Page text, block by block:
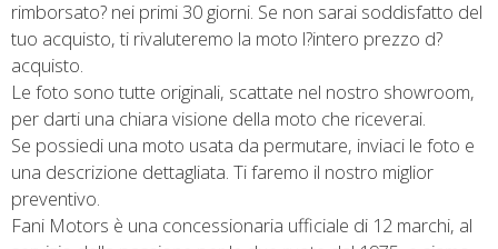
rimborsato? nei primi 30 giorni. Se non sarai soddisfatto del
tuo acquisto, ti rivaluteremo la moto l?intero prezzo d?
acquisto.
Le foto sono tutte originali, scattate nel nostro showroom,
per darti una chiara visione della moto che riceverai.
Se possiedi una moto usata da permutare, inviaci le foto e
una descrizione dettagliata. Ti faremo il nostro miglior
preventivo.
Fani Motors è una concessionaria ufficiale di 12 marchi, al